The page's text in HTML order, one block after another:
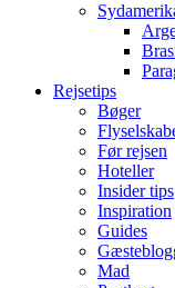
Rejsetips
Bøger
Før rejsen
Hoteller
Insider tips
Inspiration
Guides
Mad